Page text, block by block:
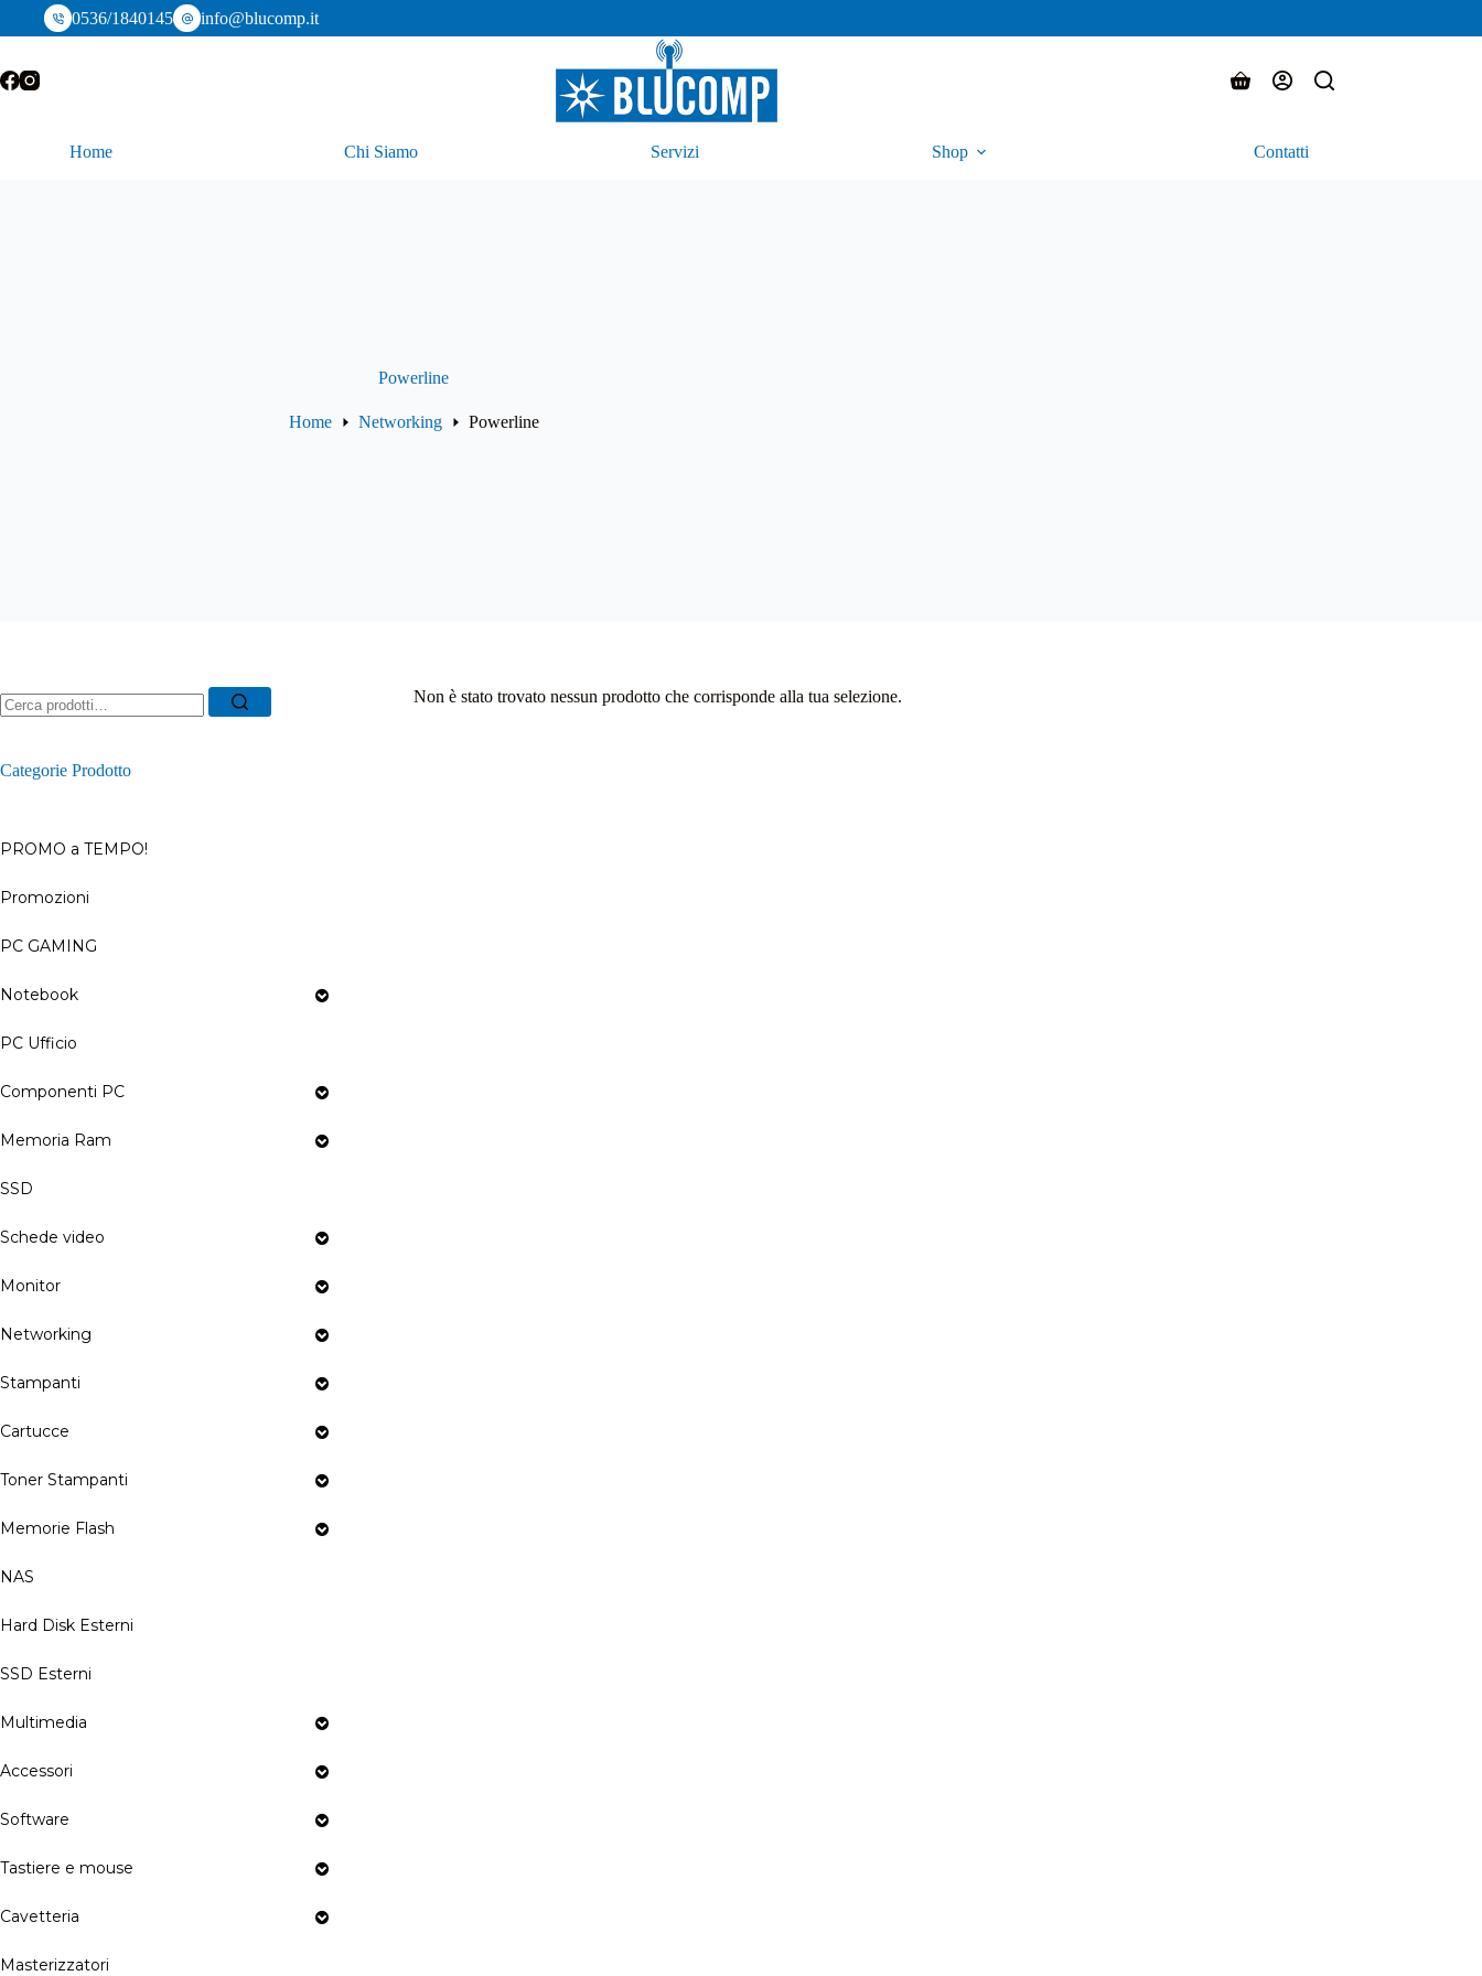
0536/1840145 info@blucomp.it
Carrello
Home Chi Siamo Servizi Shop Contatti
Powerline
Home Networking Powerline
Non è stato trovato nessun prodotto che corrisponde alla tua selezione.
Ricerca
per:
Categorie Prodotto
PROMO a TEMPO!
Promozioni
–
PC GAMING
Notebook
PC Ufficio
Componenti PC
Memoria Ram
SSD
Schede video
Monitor
Networking
Stampanti
Cartucce
Toner Stampanti
Memorie Flash
NAS
Hard Disk Esterni
SSD Esterni
Multimedia
Accessori
Software
Tastiere e mouse
Cavetteria
Masterizzatori